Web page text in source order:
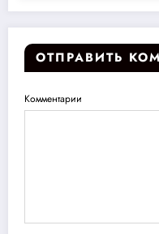
ОТПРАВИТЬ
Комментарии